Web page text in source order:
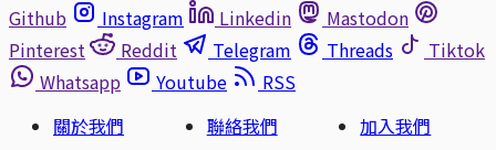
Github
Instagram Linkedin
Mastodon
Pinterest
Reddit Telegram Threads
Tiktok
Whatsapp
Youtube
RSS
關於我們
聯絡我們
加入我們